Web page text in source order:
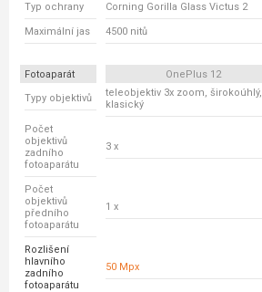
Typ ochrany Corning Gorilla Glass Victus 2
Maximální jas 4500 nitů
Fotoaparát OnePlus 12
Typy objektivů
teleobjektiv 3x zoom, širokoúhlý,
klasický
Počet
objektivů
zadního
fotoaparátu
3 x
Počet
objektivů
předního
fotoaparátu
1 x
Rozlišení
hlavního
zadního
fotoaparátu
50 Mpx